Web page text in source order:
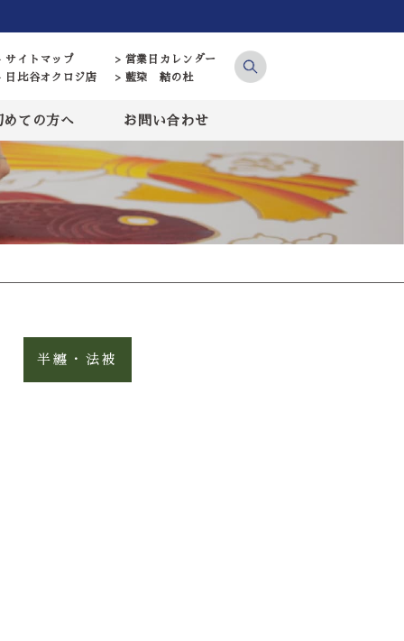
サイトマップ
> 営業日カレンダー
日比谷オクロジ店
> 藍染 結の杜
めての方へ お問い合わせ
半纏・法被